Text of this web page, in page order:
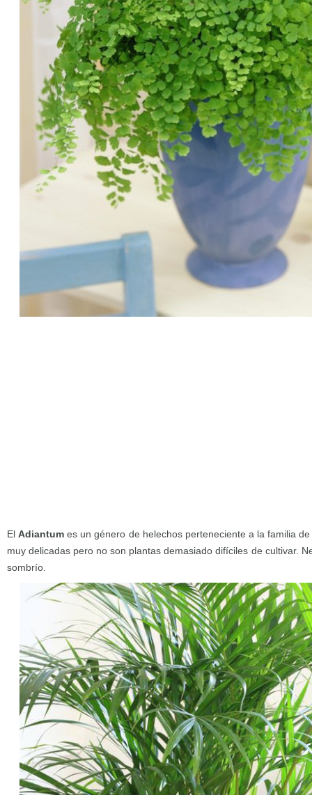
ElAdiantum es un género de helechos perteneciente a la familia
muy delicadas pero no son plantas demasiado difíciles de cultivar.
sombrío.